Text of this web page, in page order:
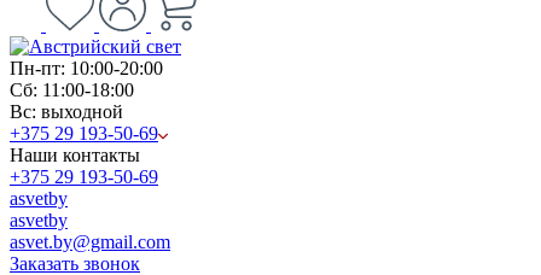
Пн-пт: 10:00-20:00
Сб: 11:00-18:00
Вс: выходной
+375 29 193-50-69
Наши контакты
+375 29 193-50-69
asvetby
asvetby
asvet.by@gmail.com
Заказать звонок